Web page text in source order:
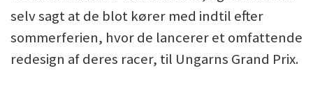
selv sagt at de blot kører med indtil efter
sommerferien, hvor de lancerer et omfattende
redesign af deres racer, til Ungarns Grand Prix.